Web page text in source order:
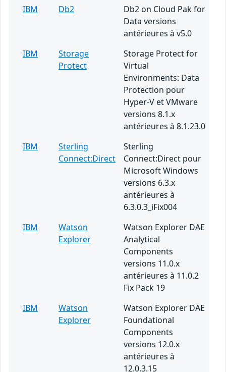
IBM
Db2
Db2 on Cloud Pak for
Data versions
antérieures à v5.0
IBM
Storage
Protect
Storage Protect for
Virtual
Environments: Data
Protection pour
Hyper-V et VMware
versions 8.1.x
antérieures à 8.1.23.0
IBM
Sterling
Connect:Direct
Sterling
Connect:Direct pour
Microsoft Windows
versions 6.3.x
antérieures à
6.3.0.3_iFix004
IBM
Watson
Explorer
Watson Explorer DAE
Analytical
Components
versions 11.0.x
antérieures à 11.0.2
Fix Pack 19
IBM
Watson
Explorer
Watson Explorer DAE
Foundational
Components
versions 12.0.x
antérieures à
12.0.3.15